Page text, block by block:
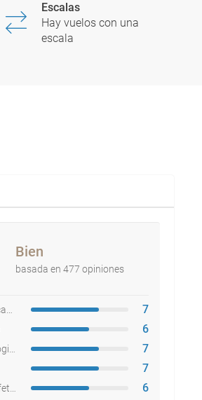
Escalas
Hay vuelos con una
escala
Bien
basada en 477 opiniones
7
6
7
7
6